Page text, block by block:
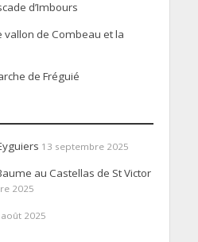
d’Imbours
vallon de Combeau et la
de Fréguié
13 septembre 2025
au Castellas de St Victor
2025
2025